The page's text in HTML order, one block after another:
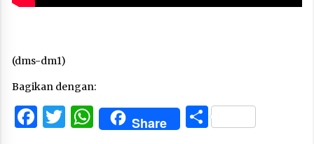
(dms-dm1)
Bagikan dengan:
Facebook
Twitter
WhatsApp
Share Share